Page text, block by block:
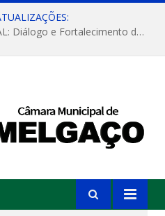
Convite: Encontro da APAIGAL: Diálogo e Fortalecimento da Agricultura Familiar